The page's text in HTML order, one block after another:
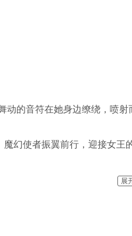
动的音符在她身边缭绕，喷射
幻使者振翼前行，迎接女王
的空中之舞，美丽精灵的祝展